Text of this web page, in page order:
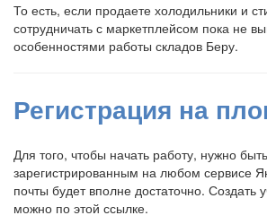
То есть, если продаете холодильники и
сотрудничать с маркетплейсом пока не
особенностями работы складов Беру.
Регистрация на
Для того, чтобы начать работу, нужно быть
зарегистрированным на любом сервисе
почты будет вполне достаточно. Создать
можно по этой ссылке.